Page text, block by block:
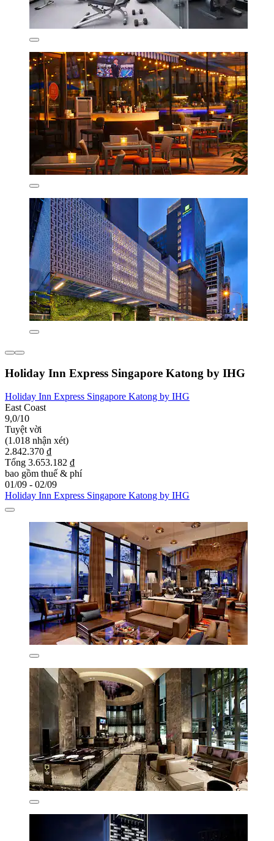
Holiday Inn Express Singapore Katong by IHG
Holiday Inn Express Singapore Katong by IHG
East Coast
9,0/10
Tuyệt vời
(1.018 nhận xét)
2.842.370 ₫
Tổng 3.653.182 ₫
bao gồm thuế & phí
01/09 - 02/09
Holiday Inn Express Singapore Katong by IHG